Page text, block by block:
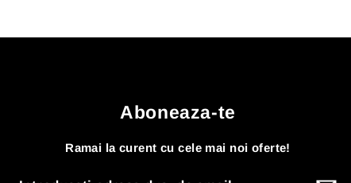
Aboneaza-te
Ramai la curent cu cele mai noi oferte!